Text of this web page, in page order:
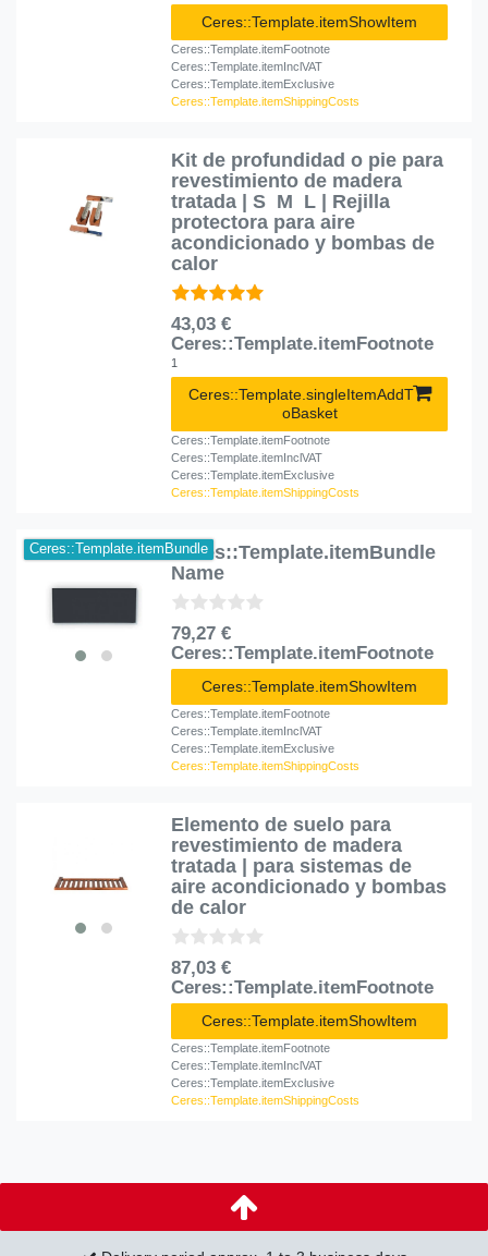
Ceres::Template.itemShowItem
Ceres::Template.itemFootnote
Ceres::Template.itemInclVAT
Ceres::Template.itemExclusive
Ceres::Template.itemShippingCosts
Kit de profundidad o pie para
revestimiento de madera
tratada | S  M  L | Rejilla
protectora para aire
acondicionado y bombas de
calor
43,03 €
Ceres::Template.itemFootnote
1
Ceres::Template.singleItemAddT
oBasket
Ceres::Template.itemFootnote
Ceres::Template.itemInclVAT
Ceres::Template.itemExclusive
Ceres::Template.itemShippingCosts
Ceres::Template.itemBundleCeres::Template.itemBundle
Name
79,27 €
Ceres::Template.itemFootnote
Ceres::Template.itemShowItem
Ceres::Template.itemFootnote
Ceres::Template.itemInclVAT
Ceres::Template.itemExclusive
Ceres::Template.itemShippingCosts
Elemento de suelo para
revestimiento de madera
tratada | para sistemas de
aire acondicionado y bombas
de calor
87,03 €
Ceres::Template.itemFootnote
Ceres::Template.itemShowItem
Ceres::Template.itemFootnote
Ceres::Template.itemInclVAT
Ceres::Template.itemExclusive
Ceres::Template.itemShippingCosts